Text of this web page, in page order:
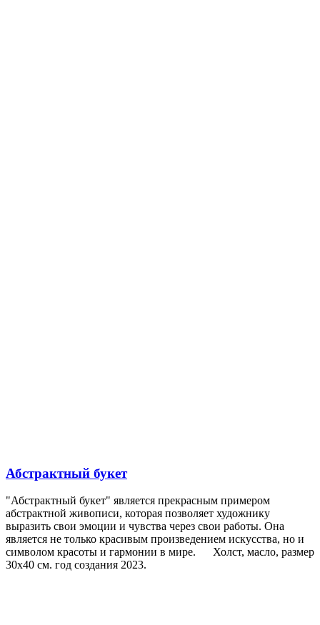
Абстрактный букет
"Абстрактный букет" является прекрасным примером
абстрактной живописи, которая позволяет художнику
выразить свои эмоции и чувства через свои работы. Она
является не только красивым произведением искусства, но и
символом красоты и гармонии в мире. Холст, масло, размер
30х40 см. год создания 2023.